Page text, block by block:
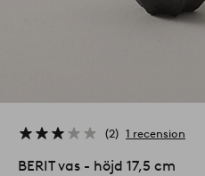
2 1 recension
BERIT vas - höjd 17,5 cm